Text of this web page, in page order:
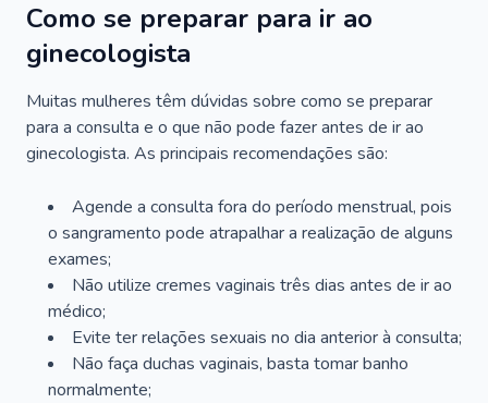
Como se preparar para ir ao
ginecologista
Muitas mulheres têm dúvidas sobre como se preparar
para a consulta e o que não pode fazer antes de ir ao
ginecologista. As principais recomendações são:
Agende a consulta fora do período menstrual, pois
o sangramento pode atrapalhar a realização de alguns
exames;
Não utilize cremes vaginais três dias antes de ir ao
médico;
Evite ter relações sexuais no dia anterior à consulta;
Não faça duchas vaginais, basta tomar banho
normalmente;